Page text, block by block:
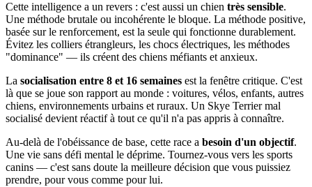
Cette intelligence a un revers : c'est aussi un chien très sensible.
Une méthode brutale ou incohérente le bloque. La méthode positive,
basée sur le renforcement, est la seule qui fonctionne durablement.
Évitez les colliers étrangleurs, les chocs électriques, les méthodes
"dominance" — ils créent des chiens méfiants et anxieux.
La socialisation entre 8 et 16 semaines est la fenêtre critique. C'est
là que se joue son rapport au monde : voitures, vélos, enfants, autres
chiens, environnements urbains et ruraux. Un Skye Terrier mal
socialisé devient réactif à tout ce qu'il n'a pas appris à connaître.
Au-delà de l'obéissance de base, cette race a besoin d'un objectif.
Une vie sans défi mental le déprime. Tournez-vous vers les sports
canins — c'est sans doute la meilleure décision que vous puissiez
prendre, pour vous comme pour lui.